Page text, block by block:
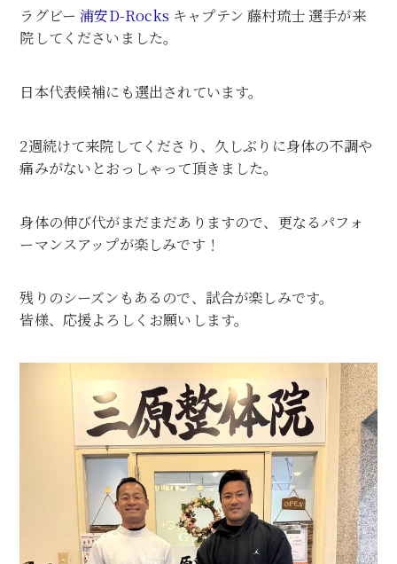
ラグビー浦安D-Rocks キャプテン 藤村琉士 選手が来
院してくださいました。
日本代表候補にも選出されています。
2週続けて来院してくださり、久しぶりに身体の不調や
痛みがないとおっしゃって頂きました。
身体の伸び代がまだまだありますので、更なるパフォ
ーマンスアップが楽しみです！
残りのシーズンもあるので、試合が楽しみです。
皆様、応援よろしくお願いします。